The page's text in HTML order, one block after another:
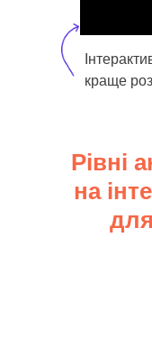
краще
Рівні
на